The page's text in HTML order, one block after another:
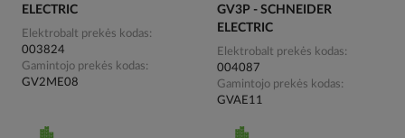
ELECTRIC
Elektrobalt prekės kodas
003824
Gamintojo prekės kodas
GV2ME08
GV3P - SCHNEIDER
ELECTRIC
Elektrobalt prekės kodas
004087
Gamintojo prekės kodas
GVAE11